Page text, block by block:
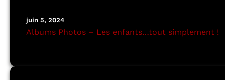
juin 5, 2024
Albums Photos – Les enfants…tout simplement !